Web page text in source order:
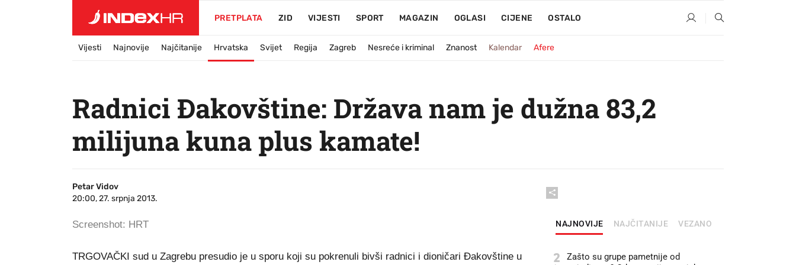
PRETPLATA ZID VIJESTI SPORT MAGAZIN OGLASI CIJENE OSTALO
Vijesti Najnovije Najčitanije Hrvatska Svijet Regija Zagreb Nesreće i kriminal Znanost Kalendar Afere
Radnici Đakovštine: Država nam je dužna 83,2
milijuna kuna plus kamate!
Petar Vidov
20:00, 27. srpnja 2013.
Screenshot: HRT
TRGOVAČKI sud u Zagrebu presudio je u sporu koji su pokrenuli bivši radnici i dioničari Đakovštine u
NAJNOVIJE NAJČITANIJE VEZANO
2
Zašto su grupe pametnije od